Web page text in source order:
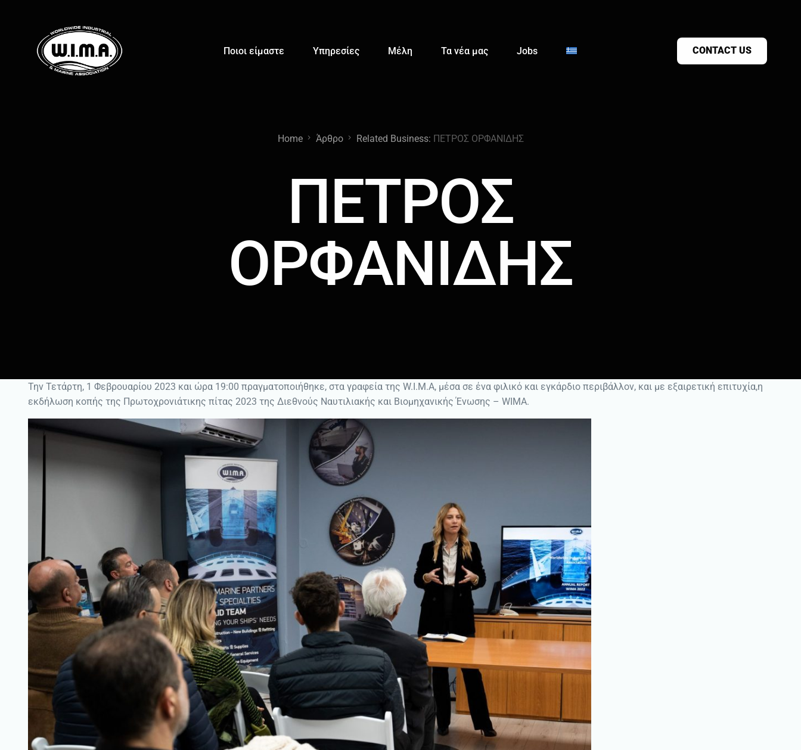
Ποιοι είμαστε Υπηρεσίες Μέλη Τα νέα μας Jobs CONTACT US
Home Άρθρο Related Business: ΠΕΤΡΟΣ ΟΡΦΑΝΙΔΗΣ
ΠΕΤΡΟΣ
ΟΡΦΑΝΙΔΗΣ
Την Τετάρτη, 1 Φεβρουαρίου 2023 και ώρα 19:00 πραγματοποιήθηκε, στα γραφεία της W.I.M.A, μέσα σε ένα φιλικό και εγκάρδιο περιβάλλον, και με εξαιρετική επιτυχία,η
εκδήλωση κοπής της Πρωτοχρονιάτικης πίτας 2023 της Διεθνούς Ναυτιλιακής και Βιομηχανικής Ένωσης – WIMA.